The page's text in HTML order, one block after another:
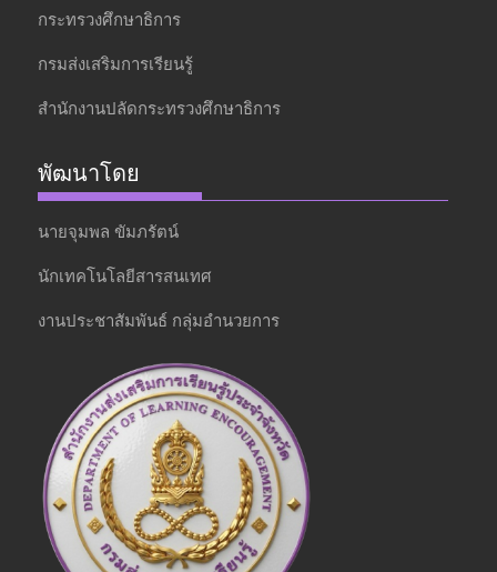
กระทรวงศึกษาธิการ
กรมส่งเสริมการเรียนรู้
สำนักงานปลัดกระทรวงศึกษาธิการ
พัฒนาโดย
นายจุมพล ขัมภรัตน์
นักเทคโนโลยีสารสนเทศ
งานประชาสัมพันธ์ กลุ่มอำนวยการ